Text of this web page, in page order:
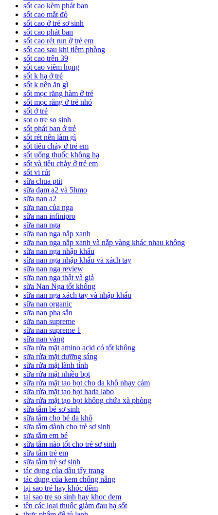
sốt cao kèm phát ban
sốt cao mắt đỏ
sốt cao ở trẻ sơ sinh
sốt cao phát ban
sốt cao rét run ở trẻ em
sốt cao sau khi tiêm phòng
sốt cao trên 39
sốt cao viêm họng
sốt k hạ ở trẻ
sốt k nên ăn gì
sốt mọc răng hàm ở trẻ
sốt mọc răng ở trẻ nhỏ
sốt ở trẻ
sot o tre so sinh
sốt phát ban ở trẻ
sốt rét nên làm gì
sốt tiêu chảy ở trẻ em
sốt uống thuốc không hạ
sốt và tiêu chảy ở trẻ em
sốt vi rút
sữa chua ptit
sữa đạm a2 và 5hmo
sữa nan a2
sữa nan của nga
sữa nan infinipro
sữa nan nga
sữa nan nga nắp xanh
sữa nan nga nắp xanh và nắp vàng khác nhau không
sữa nan nga nhập khẩu
sữa nan nga nhập khẩu và xách tay
sữa nan nga review
sữa nan nga thật và giả
sữa Nan Nga tốt không
sữa nan nga xách tay và nhập khẩu
sữa nan organic
sữa nan pha sẵn
sữa nan supreme
sữa nan supreme 1
sữa nan vàng
sữa rửa mặt amino acid có tốt không
sữa rửa mặt dưỡng sáng
sữa rửa mặt lành tính
sữa rửa mặt nhiều bọt
sữa rửa mặt tạo bọt cho da khô nhạy cảm
sữa rửa mặt tạo bọt hada labo
sữa rửa mặt tạo bọt không chứa xà phòng
sữa tắm bé sơ sinh
sữa tắm cho bé da khô
sữa tắm dành cho trẻ sơ sinh
sữa tắm em bé
sữa tắm nào tốt cho trẻ sơ sinh
sữa tắm trẻ em
sữa tắm trẻ sơ sinh
tác dụng của dầu tẩy trang
tác dụng của kem chống nắng
tại sao trẻ hay khóc đêm
tai sao tre so sinh hay khoc dem
tên các loại thuốc giảm đau hạ sốt